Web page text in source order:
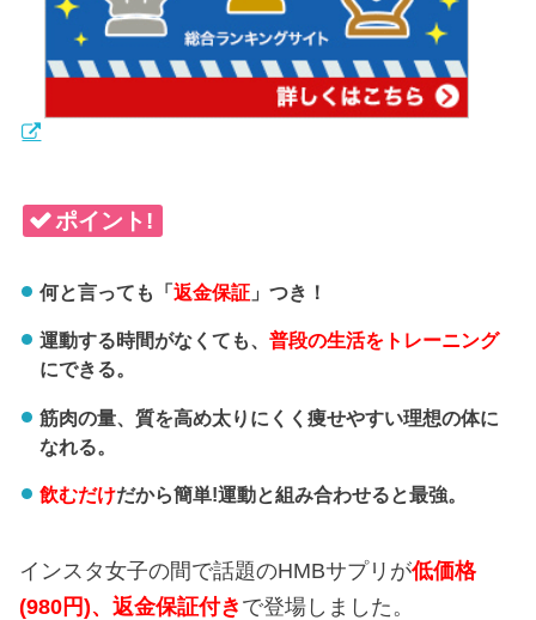
ポイント!
何と言っても「返金保証」つき！
運動する時間がなくても、 普段の生活をトレーニング
にできる。
筋肉の量、質を高め太りにくく痩せやすい理想の体に
なれる。
飲むだけだから簡単!運動と組み合わせると最強。
インスタ女子の間で話題のHMBサプリが低価格
(980円)、返金保証付き で登場しました。